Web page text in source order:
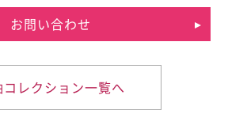
お問い合わせ
レクション一覧へ